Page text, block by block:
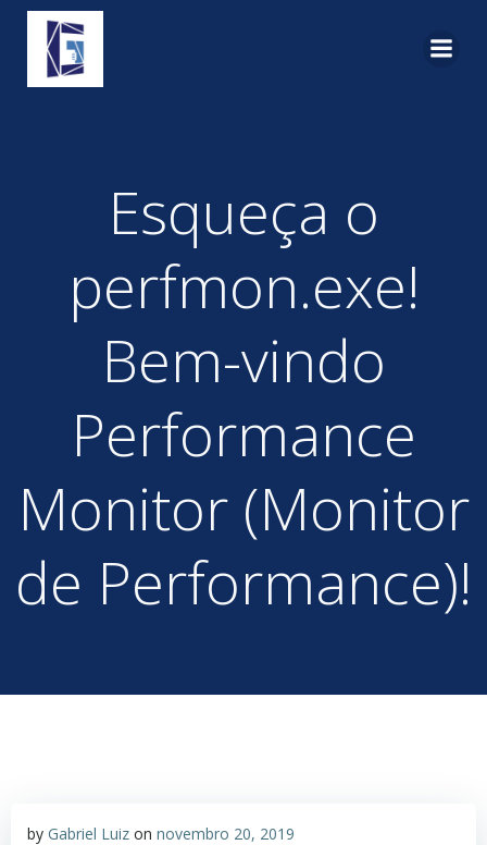
Esqueça o
perfmon.exe!
Bem-vindo
Performance
Monitor (Monitor
de Performance)!
by Gabriel Luiz on novembro 20, 2019